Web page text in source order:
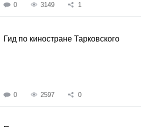
0 3149 1
Гид по киностране Тарковского
0 2597 0